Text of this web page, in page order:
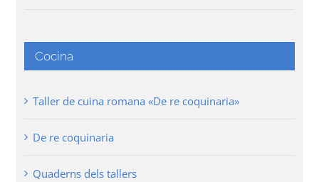
Cocina
Taller de cuina romana «De re coquinaria»
De re coquinaria
Quaderns dels tallers